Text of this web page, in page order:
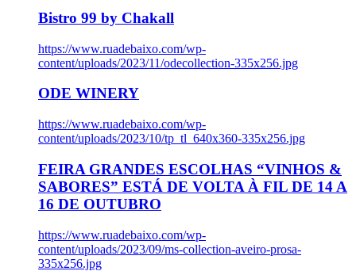
Bistro 99 by Chakall
https://www.ruadebaixo.com/wp-
content/uploads/2023/11/odecollection-335x256.jpg
ODE WINERY
https://www.ruadebaixo.com/wp-
content/uploads/2023/10/tp_tl_640x360-335x256.jpg
FEIRA GRANDES ESCOLHAS “VINHOS &
SABORES” ESTÁ DE VOLTA À FIL DE 14 A
16 DE OUTUBRO
https://www.ruadebaixo.com/wp-
content/uploads/2023/09/ms-collection-aveiro-prosa-
335x256.jpg